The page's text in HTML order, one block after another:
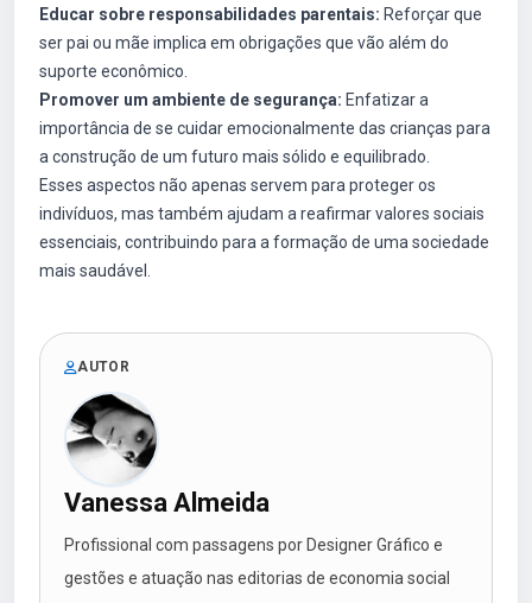
Educar sobre responsabilidades parentais: Reforçar que
ser pai ou mãe implica em obrigações que vão além do
suporte econômico.
Promover um ambiente de segurança: Enfatizar a
importância de se cuidar emocionalmente das crianças para
a construção de um futuro mais sólido e equilibrado.
Esses aspectos não apenas servem para proteger os
indivíduos, mas também ajudam a reafirmar valores sociais
essenciais, contribuindo para a formação de uma sociedade
mais saudável.
AUTOR
Vanessa Almeida
Profissional com passagens por Designer Gráfico e
gestões e atuação nas editorias de economia social